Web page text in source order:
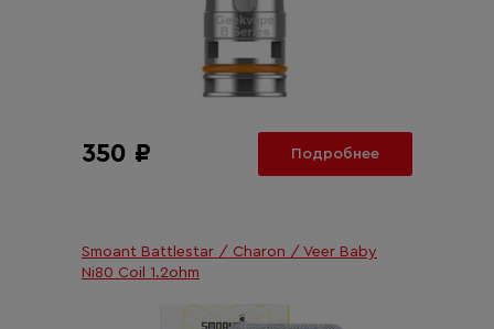
350 ₽ Подробнее
Smoant Battlestar / Charon / Veer Baby
Ni80 Coil 1.2ohm